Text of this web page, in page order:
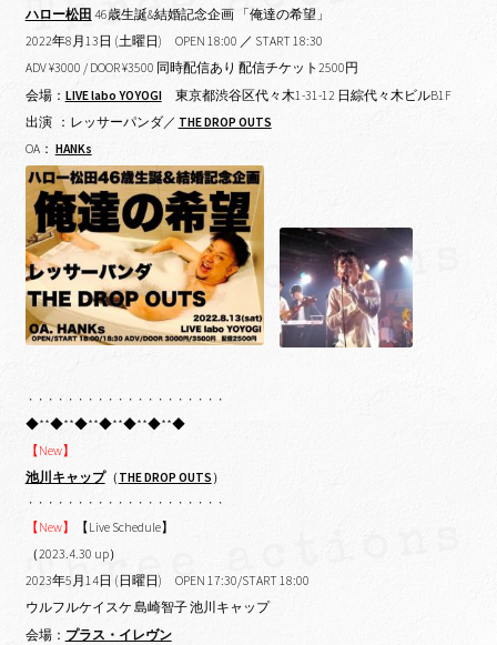
ハロー松田 46歳生誕&結婚記念企画 「俺達の希望」
2022年8月13日 (土曜日) OPEN 18:00 ／ START 18:30
ADV ¥3000 / DOOR ¥3500 同時配信あり 配信チケット2500円
会場： LIVE labo YOYOGI東京都渋谷区代々木1-31-12 日綜代々木ビルB1F
出演 ：レッサーパンダ／ THE DROP OUTS
OA： HANKs
・・・・・・・・・・・・・・・・・・・・
◆**◆**◆**◆**◆**◆**◆
【New】
池川キャップ（ THE DROP OUTS ）
・・・・・・・・・・・・・・・・・・・・
【New】
【Live Schedule】
（2023.4.30 up）
2023年5月14日 (日曜日) OPEN 17:30/START 18:00
ウルフルケイスケ 島崎智子 池川キャップ
会場： プラス・イレヴン